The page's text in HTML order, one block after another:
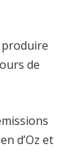
produire
de
d’Oz et